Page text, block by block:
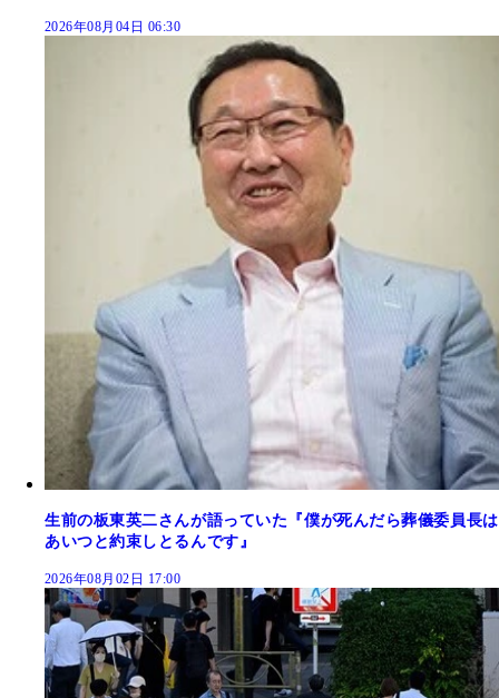
2026年08月04日 06:30
生前の板東英二さんが語っていた『僕が死んだら葬儀委員長は
あいつと約束しとるんです』
2026年08月02日 17:00